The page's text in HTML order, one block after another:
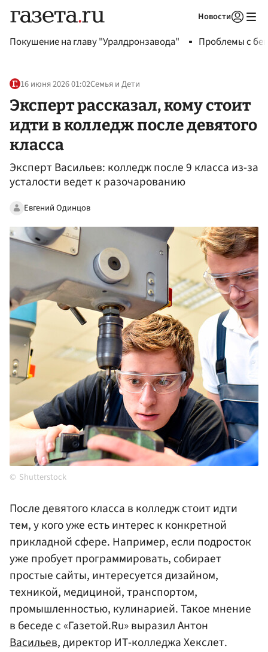
Новости
Покушение на главу "Уралдронзавода" Проблемы с
16 июня 2026 01:02Семья и Дети
Эксперт рассказал, кому стоит
идти в колледж после девятого
класса
Эксперт Васильев: колледж после 9 класса из-за
усталости ведет к разочарованию
Евгений Одинцов
Shutterstock
После девятого класса в колледж стоит идти
тем, у кого уже есть интерес к конкретной
прикладной сфере. Например, если подросток
уже пробует программировать, собирает
простые сайты, интересуется дизайном,
техникой, медициной, транспортом,
промышленностью, кулинарией. Такое мнение
в беседе с «Газетой.Ru» выразил Антон
Васильев, директор ИТ-колледжа Хекслет.